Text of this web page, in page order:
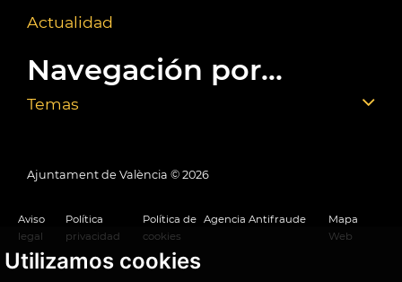
Utilizamos cookies
Actualidad
Navegación por...
Temas
Ajuntament de València © 2026
Aviso
legal
Política
privacidad
Política de
cookies
Agencia Antifraude
Mapa
Web